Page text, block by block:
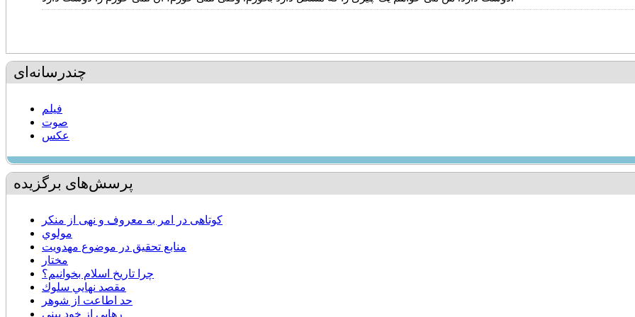
چندرسانه‌ای
فیلم
صوت
عکس
پرسش‌های برگزیده
کوتاهی در امر به معروف و نهی از منکر
مولوي
منابع تحقيق در موضوع مهدويت
مختار
چرا تاریخ اسلام بخوانیم؟
مقصد نهايي سلوك
حد اطاعت از شوهر
رهايي از خود بيني